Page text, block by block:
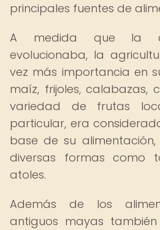
principales fuentes de
A medida que la
evolucionaba, la
vez más importancia en
maíz, frijoles, calabazas,
variedad de frutas
particular, era
base de su alimentación,
diversas formas como
atoles.
Además de los
antiguos mayas